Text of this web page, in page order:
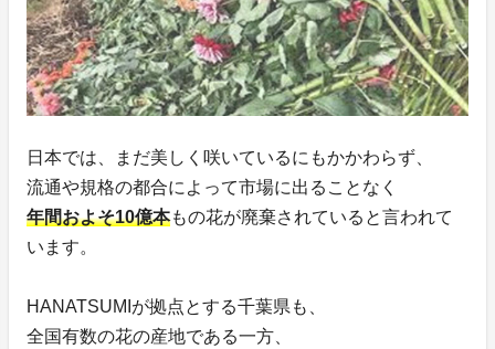
日本では、まだ美しく咲いているにもかかわらず、
流通や規格の都合によって市場に出ることなく
年間およそ10億本もの花が廃棄されていると言われて
います。
HANATSUMIが拠点とする千葉県も、
全国有数の花の産地である一方、